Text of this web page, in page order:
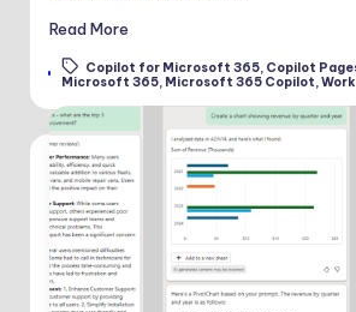
Read More
Tags: Copilot for Microsoft 365, Copilot
Microsoft 365, Microsoft 365 Copilot,